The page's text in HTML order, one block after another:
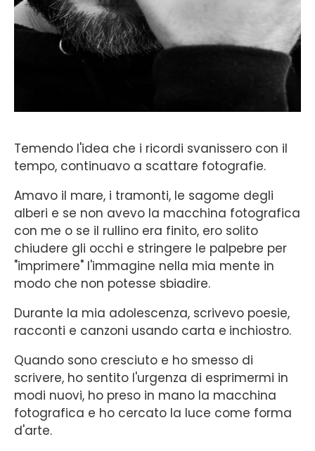
Temendo l'idea che i ricordi svanissero con il
tempo, continuavo a scattare fotografie.
Amavo il mare, i tramonti, le sagome degli
alberi e se non avevo la macchina fotografica
con me o se il rullino era finito, ero solito
chiudere gli occhi e stringere le palpebre per
"imprimere" l'immagine nella mia mente in
modo che non potesse sbiadire.
Durante la mia adolescenza, scrivevo poesie,
racconti e canzoni usando carta e inchiostro.
Quando sono cresciuto e ho smesso di
scrivere, ho sentito l'urgenza di esprimermi in
modi nuovi, ho preso in mano la macchina
fotografica e ho cercato la luce come forma
d'arte.